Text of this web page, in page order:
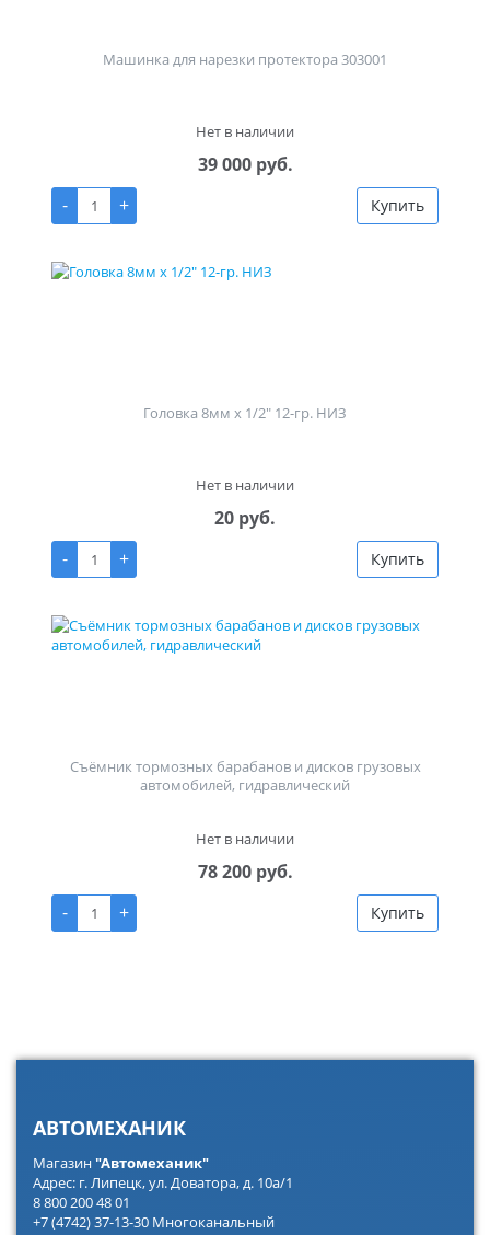
Машинка для нарезки протектора 303001
Нет в наличии
39 000 руб.
-
+ Купить
Головка 8мм х 1/2" 12-гр. НИЗ
Нет в наличии
20 руб.
-
+ Купить
Съёмник тормозных барабанов и дисков грузовых
автомобилей, гидравлический
Нет в наличии
78 200 руб.
-
+ Купить
АВТОМЕХАНИК
Магазин"Автомеханик"
Адрес: г. Липецк, ул. Доватора, д. 10а/1
8 800 200 48 01
+7 (4742) 37-13-30 Многоканальный